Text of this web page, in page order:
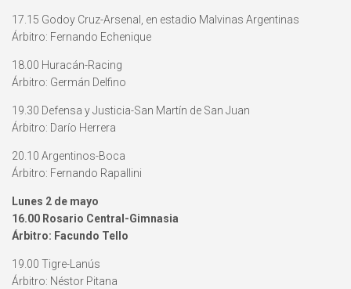
17.15 Godoy Cruz-Arsenal, en estadio Malvinas Argentinas
Árbitro: Fernando Echenique
18.00 Huracán-Racing
Árbitro: Germán Delfino
19.30 Defensa y Justicia-San Martín de San Juan
Árbitro: Darío Herrera
20.10 Argentinos-Boca
Árbitro: Fernando Rapallini
Lunes 2 de mayo
16.00 Rosario Central-Gimnasia
Árbitro: Facundo Tello
19.00 Tigre-Lanús
Árbitro: Néstor Pitana